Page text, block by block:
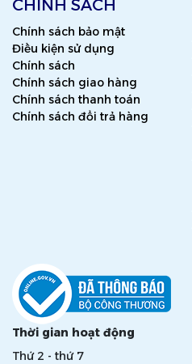
CHÍNH SÁCH
Chính sách bảo mật
Điều kiện sử dụng
Chính sách
Chính sách giao hàng
Chính sách thanh toán
Chính sách đổi trả hàng
Thời gian hoạt động
Thứ 2 - thứ 7